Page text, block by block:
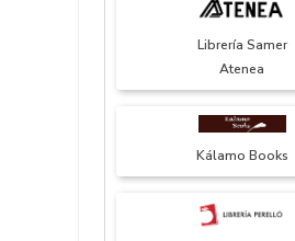
Librería Samer
Atenea
Kálamo Books